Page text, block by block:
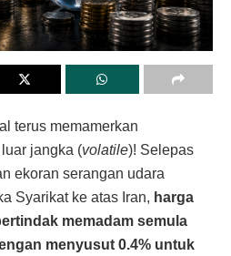
terus memamerkan
jangka (volatile)! Selepas
ekoran serangan udara
Syarikat ke atas Iran, harga
memadam semula
menyusut 0.4% untuk